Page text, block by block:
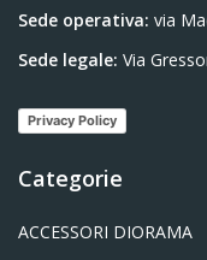
Sede operativa: via
Sede legale: Via
Privacy Policy
Categorie
ACCESSORI DIORAMA